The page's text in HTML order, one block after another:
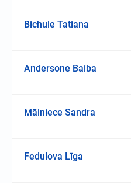
Bichule Tatiana
Andersone Baiba
Mālniece Sandra
Fedulova Līga